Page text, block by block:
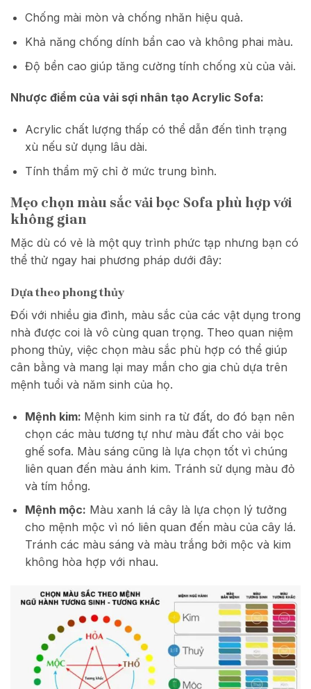
Chống mài mòn và chống nhăn hiệu quả.
Khả năng chống dính bẩn cao và không phai màu.
Độ bền cao giúp tăng cường tính chống xù của vải.
Nhược điểm của vải sợi nhân tạo Acrylic Sofa:
Acrylic chất lượng thấp có thể dẫn đến tình trạng
xù nếu sử dụng lâu dài.
Tính thẩm mỹ chỉ ở mức trung bình.
Mẹo chọn màu sắc vải bọc Sofa phù hợp với
không gian
Mặc dù có vẻ là một quy trình phức tạp nhưng bạn có
thể thử ngay hai phương pháp dưới đây:
Dựa theo phong thủy
Đối với nhiều gia đình, màu sắc của các vật dụng trong
nhà được coi là vô cùng quan trọng. Theo quan niệm
phong thủy, việc chọn màu sắc phù hợp có thể giúp
cân bằng và mang lại may mắn cho gia chủ dựa trên
mệnh tuổi và năm sinh của họ.
Mệnh kim: Mệnh kim sinh ra từ đất, do đó bạn nên
chọn các màu tương tự như màu đất cho vải bọc
ghế sofa. Màu sáng cũng là lựa chọn tốt vì chúng
liên quan đến màu ánh kim. Tránh sử dụng màu đỏ
và tím hồng.
Mệnh mộc: Màu xanh lá cây là lựa chọn lý tưởng
cho mệnh mộc vì nó liên quan đến màu của cây lá.
Tránh các màu sáng và màu trắng bởi mộc và kim
không hòa hợp với nhau.